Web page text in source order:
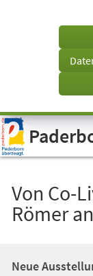
Visuelle
Assistenzsoftware
öffnen.
Von Co-
Römer
Neue